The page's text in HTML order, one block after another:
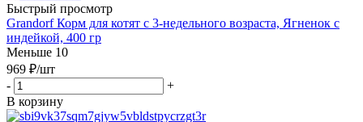
Быстрый просмотр
Grandorf Корм для котят с 3-недельного возраста, Ягненок с
индейкой, 400 гр
Меньше 10
969 ₽/шт
-
+
В корзину